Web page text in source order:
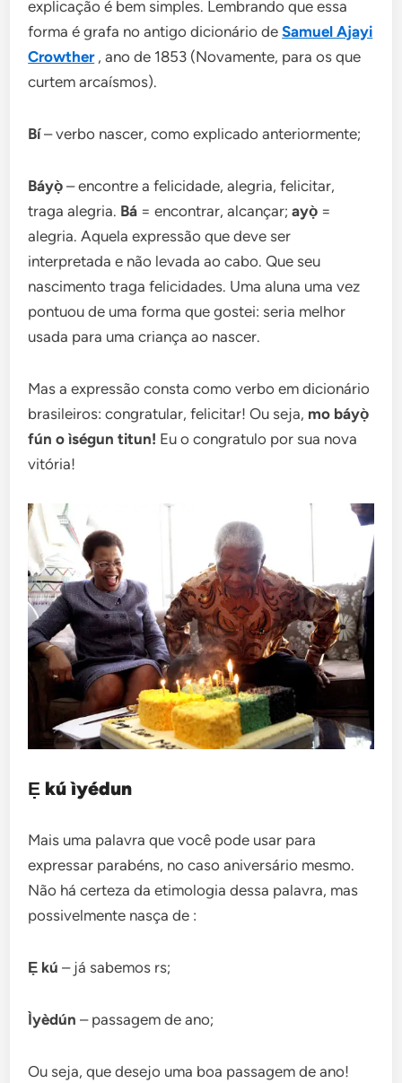
explicação é bem simples. Lembrando que essa
forma é grafa no antigo dicionário deSamuel Ajayi
Crowther, ano de 1853 (Novamente, para os que
curtem arcaísmos).
Bí– verbo nascer, como explicado anteriormente;
Báyọ̀ – encontre a felicidade, alegria, felicitar,
traga alegria. Bá = encontrar, alcançar;ayọ̀ =
alegria. Aquela expressão que deve ser
interpretada e não levada ao cabo. Que seu
nascimento traga felicidades. Uma aluna uma vez
pontuou de uma forma que gostei: seria melhor
usada para uma criança ao nascer.
Mas a expressão consta como verbo em dicionário
brasileiros: congratular, felicitar! Ou seja, mo báyọ̀
fún o ìségun titun! Eu o congratulo por sua nova
vitória!
Ẹ kú ìyédun
Mais uma palavra que você pode usar para
expressar parabéns, no caso aniversário mesmo.
Não há certeza da etimologia dessa palavra, mas
possivelmente nasça de :
Ẹ kú – já sabemos rs;
Ìyèdún – passagem de ano;
Ou seja, que desejo uma boa passagem de ano!